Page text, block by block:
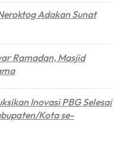
Adakan Sunat
Ramadan, Masjid
Inovasi PBG Selesai
Kota se-